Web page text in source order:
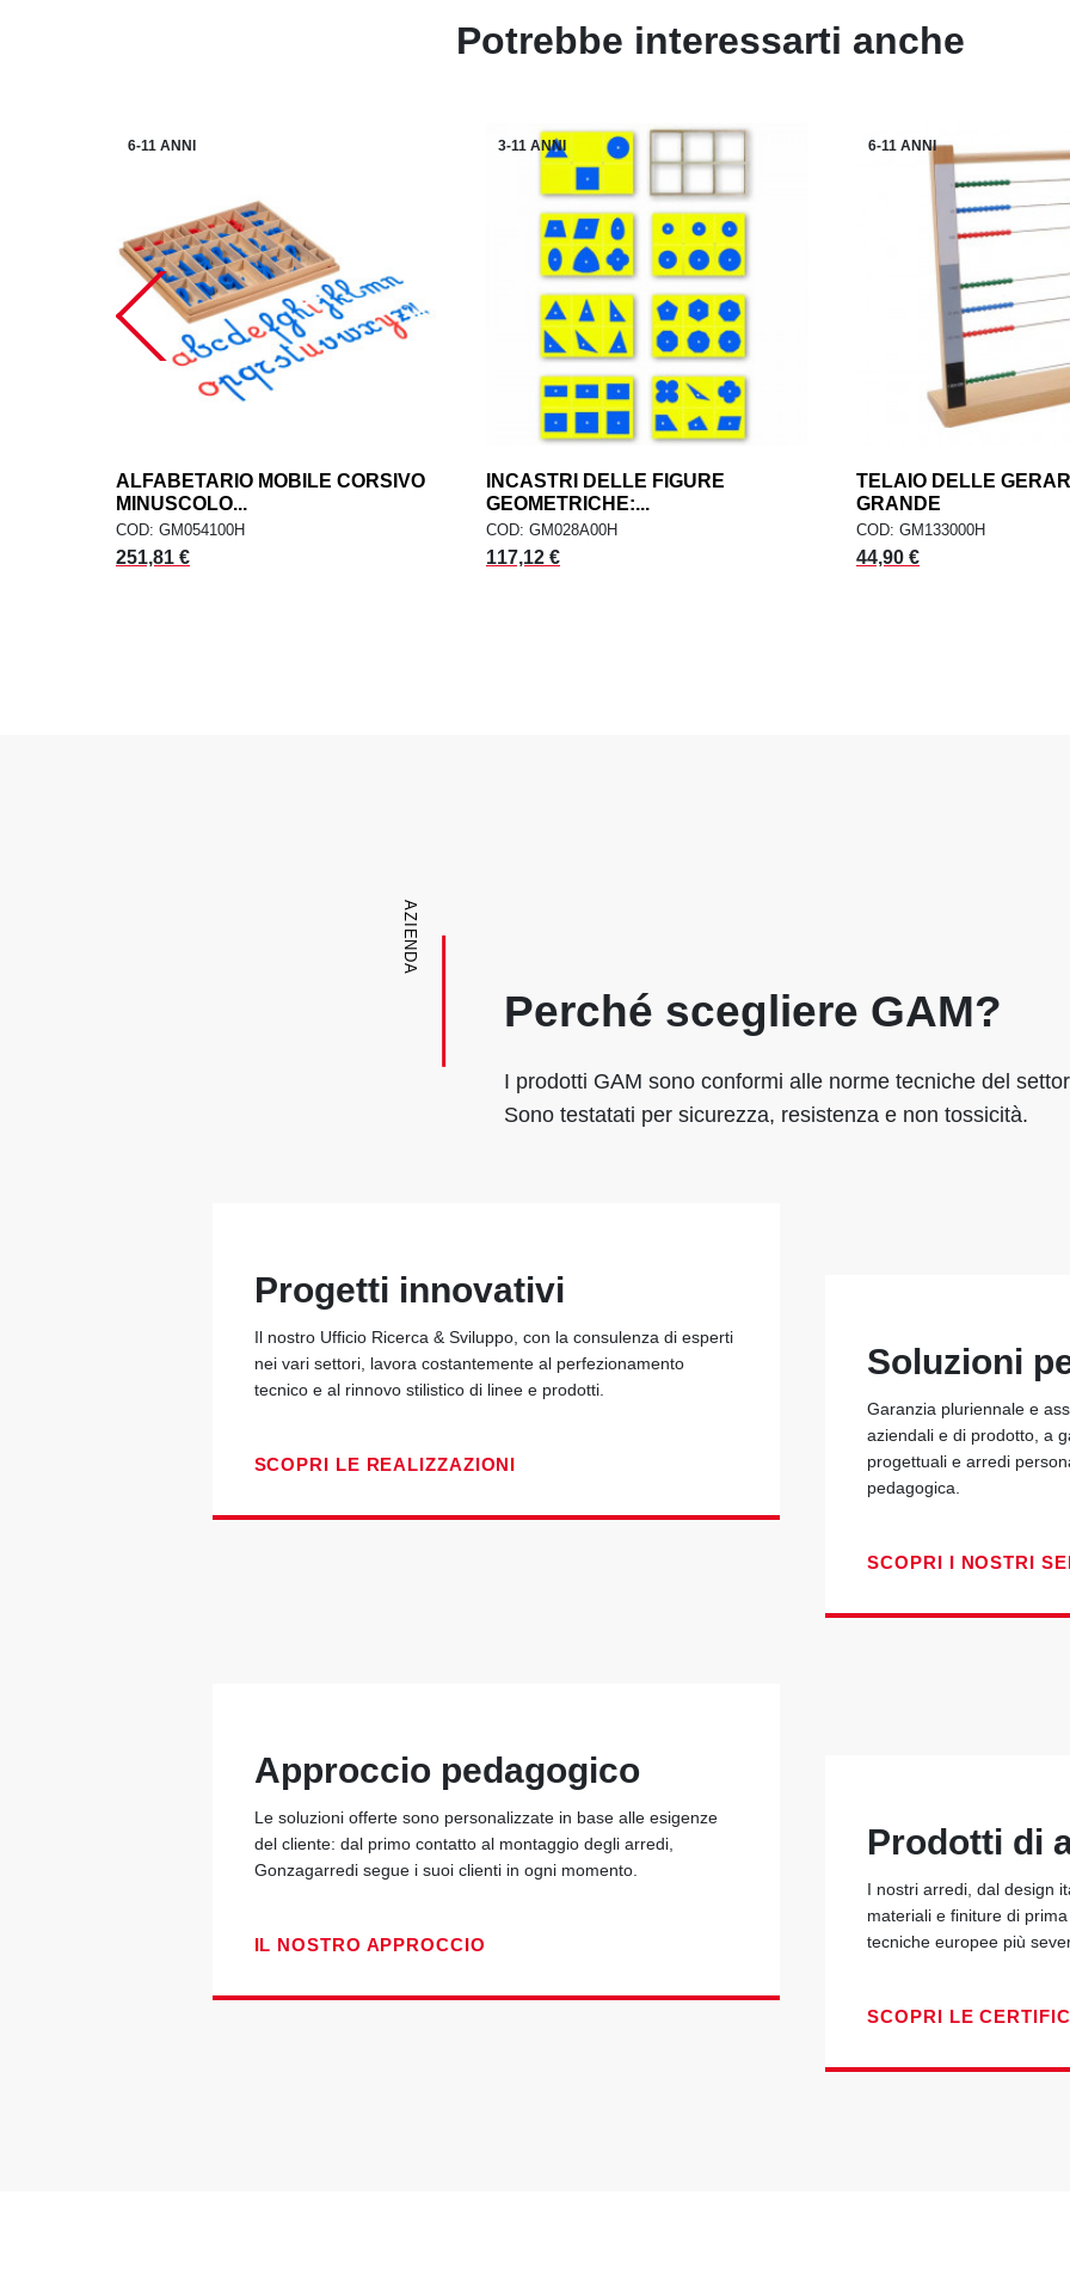
Potrebbe interessarti anche
6-11 ANNI
AGGIUNGI AL CARRELLOadd
ALFABETARIO MOBILE CORSIVO
MINUSCOLO...
COD: GM054100H
251,81 €
3-11 ANNI
AGGIUNGI AL CARRELLO
INCASTRI DELLE FIGURE
GEOMETRICHE:...
COD: GM028A00H
117,12 €
6-11 ANNI
AGGIUNGI AL
TELAIO DELLE
GRANDE
COD: GM133000H
44,90 €
AZIENDA
Perché scegliere GAM?
I prodotti GAM sono conformi alle norme tecniche del
Sono testatati per sicurezza, resistenza e non tossicità.
Progetti innovativi
Il nostro Ufficio Ricerca & Sviluppo, con la consulenza di esperti
nei vari settori, lavora costantemente al perfezionamento
tecnico e al rinnovo stilistico di linee e prodotti.
SCOPRI LE REALIZZAZIONI
Soluzioni
Garanzia pluriennale e
aziendali e di prodotto, a
progettuali e arredi
pedagogica.
SCOPRI I NOSTRI
Approccio pedagogico
Le soluzioni offerte sono personalizzate in base alle esigenze
del cliente: dal primo contatto al montaggio degli arredi,
Gonzagarredi segue i suoi clienti in ogni momento.
IL NOSTRO APPROCCIO
Prodotti di
I nostri arredi, dal design
materiali e finiture di
tecniche europee più
SCOPRI LE